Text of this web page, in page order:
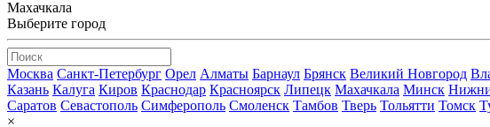
Махачкала
Выберите город
Москва Санкт-Петербург Орел Алматы Барнаул Брянск Великий Новгород
Казань Калуга Киров Краснодар Красноярск Липецк Махачкала Минск
Саратов Севастополь Симферополь Смоленск Тамбов Тверь Тольятти Томск
×